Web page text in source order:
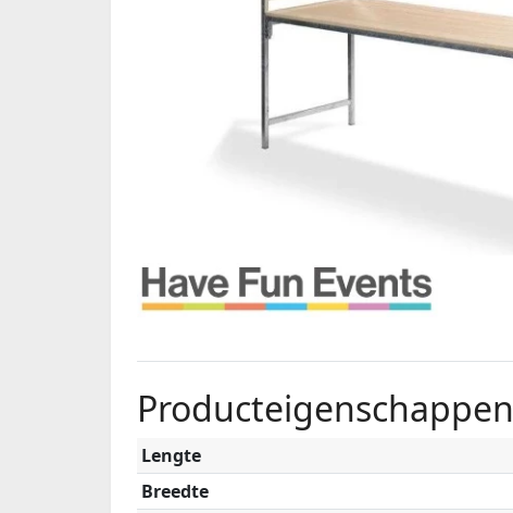
Producteigenschappen
Lengte
Breedte